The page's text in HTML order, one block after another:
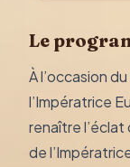
Le
À l’occasion
l’Impératrice
renaître l’éclat
de